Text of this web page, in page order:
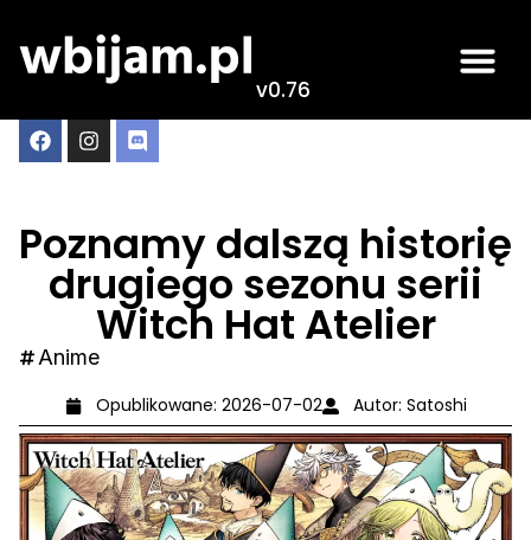
v0.76
Poznamy dalszą historię
drugiego sezonu serii
Witch Hat Atelier
Anime
Opublikowane: 2026-07-02 Autor: Satoshi